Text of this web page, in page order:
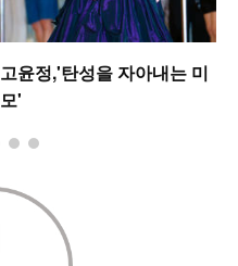
고윤정,'탄성을 자아내는 미
모'